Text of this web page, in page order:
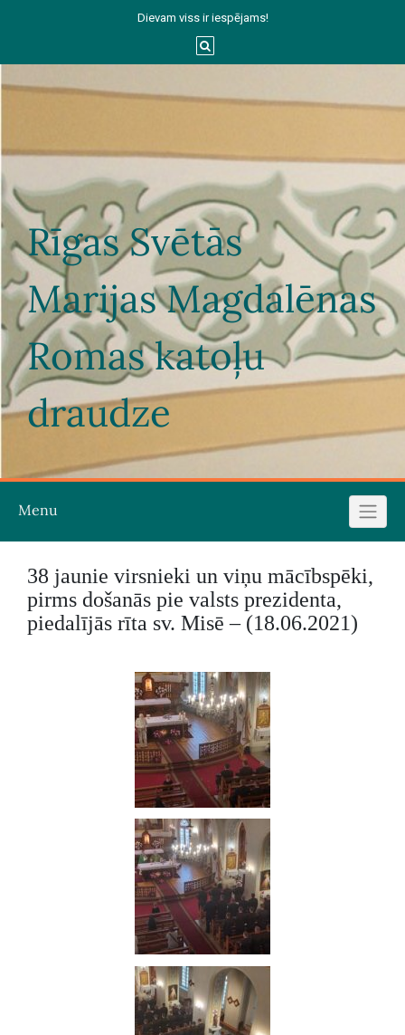
Dievam viss ir iespējams!
Rīgas Svētās
Marijas Magdalēnas
Romas katoļu
draudze
Menu
38 jaunie virsnieki un viņu mācībspēki,
pirms došanās pie valsts prezidenta,
piedalījās rīta sv. Misē – (18.06.2021)